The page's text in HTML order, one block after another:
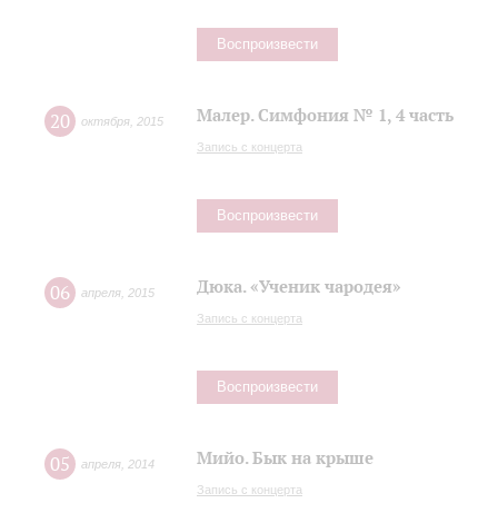
Воспроизвести
20 октября 2015 Малер. Симфония № 1, 4 часть
Запись с концерта
Воспроизвести
06 апреля 2015 Дюка. «Ученик чародея»
Запись с концерта
Воспроизвести
05 апреля 2014 Мийо. Бык на крыше
Запись с концерта